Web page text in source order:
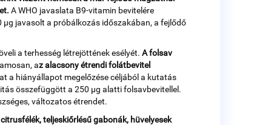
A WHO javaslata B9-vitamin bevitelére
javasolt a próbálkozás időszakában, a fejlődő
a terhesség létrejöttének esélyét. A folsav
az alacsony étrendi folátbevitel
a hiányállapot megelőzése céljából a kutatás
összefüggött a 250 µg alatti folsavbevitellel.
változatos étrendet.
teljeskiőrlésű gabonák, hüvelyesek